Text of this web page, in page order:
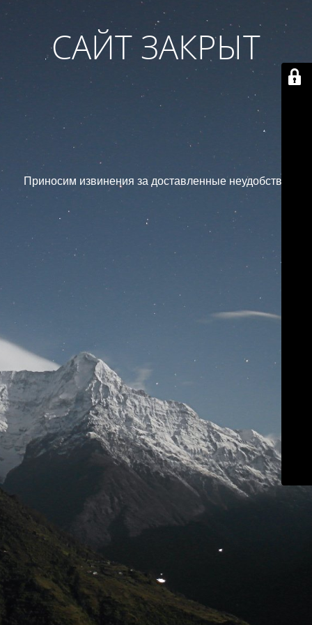
САЙТ ЗАКРЫТ
Приносим извинения за доставленные неудобства